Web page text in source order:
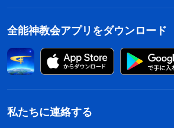
全能神教会アプリをダウンロード
私たちに連絡する